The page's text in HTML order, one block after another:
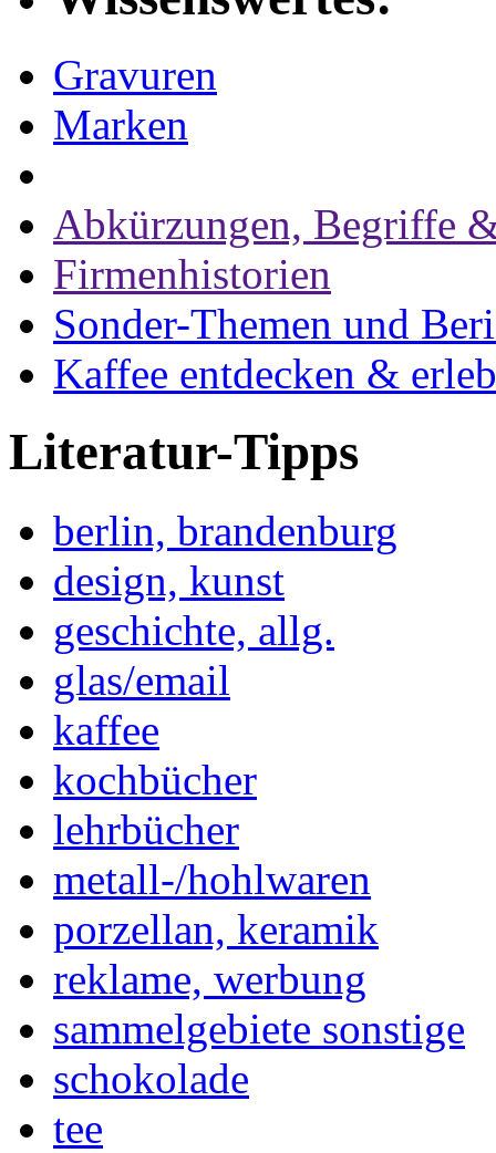
Gravuren
Marken
Abkürzungen, Begriffe
Firmenhistorien
Sonder-Themen und
Kaffee entdecken &
Literatur-Tipps
berlin, brandenburg
design, kunst
geschichte, allg.
glas/email
kaffee
kochbücher
lehrbücher
metall-/hohlwaren
porzellan, keramik
reklame, werbung
sammelgebiete sonstige
schokolade
tee